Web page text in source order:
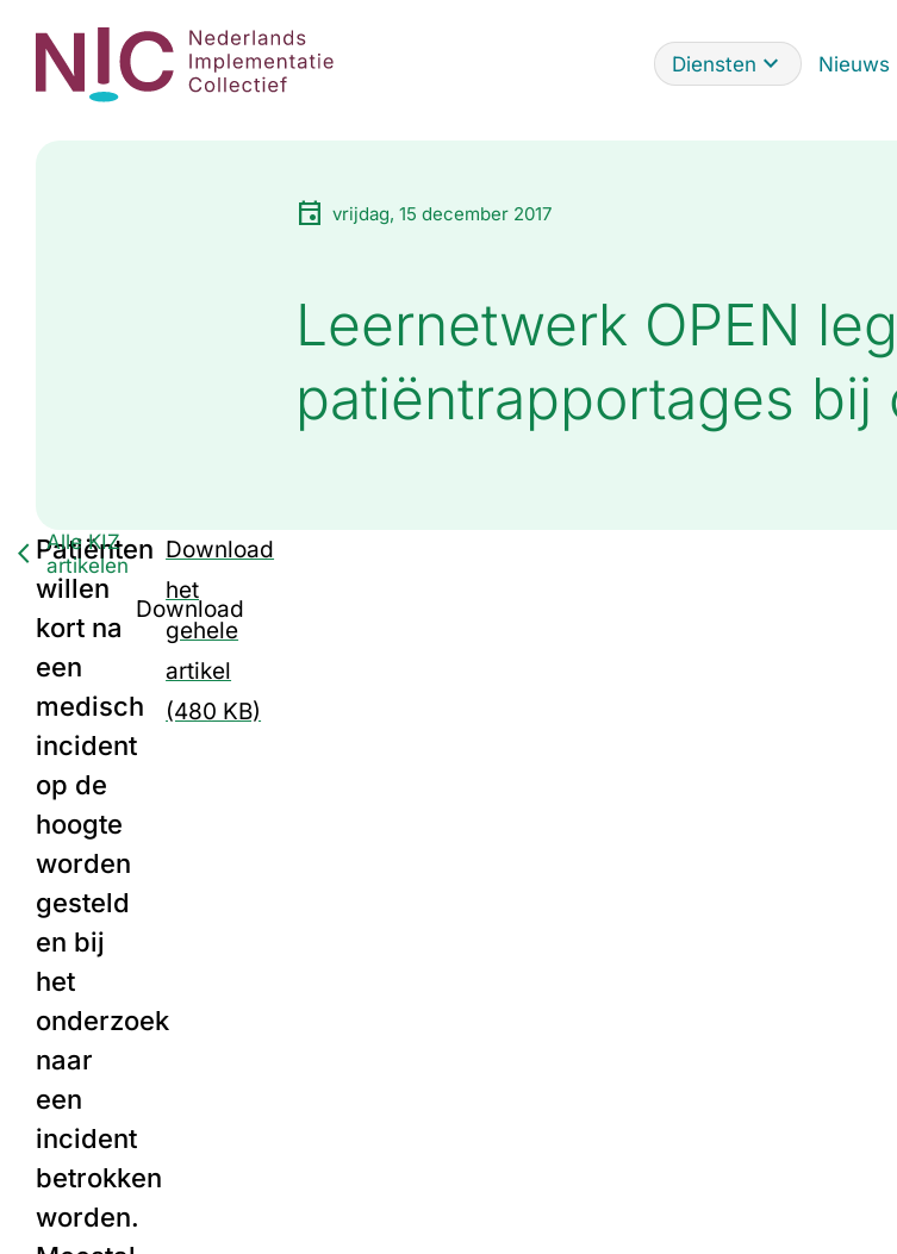
Diensten Nieuws
Leernetwerk OPEN
patiëntrapportages bij
vrijdag, 15 december 2017
Alle KIZ
artikelen
Patiënten
willen
kort na
een
medisch
incident
op de
hoogte
worden
gesteld
en bij
het
onderzoek
naar
een
incident
betrokken
worden.
Download
Download
het
gehele
artikel
(480 KB)